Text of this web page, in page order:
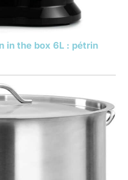
in the box 6L : pétrin